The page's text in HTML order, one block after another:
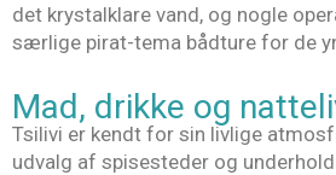
det krystalklare vand, og nogle
særlige pirat-tema bådture for de
Mad, drikke og
Tsilivi er kendt for sin livlige
udvalg af spisesteder og